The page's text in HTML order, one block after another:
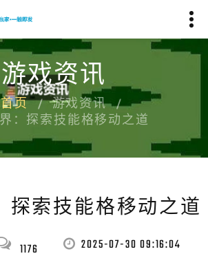
游戏资讯
首页
游戏资讯
：探索技能格移动之道
探索技能格移动之道
1176 2025-07-30 09:16:04